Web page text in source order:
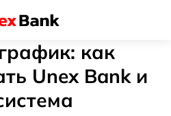
как
Unex Bank и